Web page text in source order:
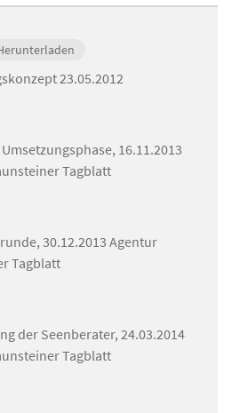
23.05.2012
16.11.2013
Tagblatt
30.12.2013 Agentur
Tagblatt
der Seenberater, 24.03.2014
Tagblatt